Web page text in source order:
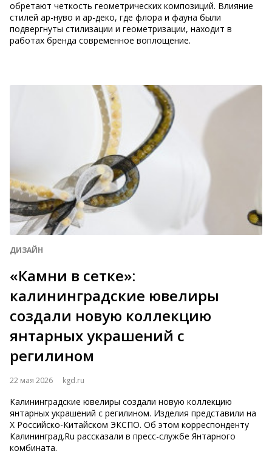
обретают четкость геометрических композиций. Влияние
стилей ар-нуво и ар-деко, где флора и фауна были
подвергнуты стилизации и геометризации, находит в
работах бренда современное воплощение.
ДИЗАЙН
«Камни в сетке»:
калининградские ювелиры
создали новую коллекцию
янтарных украшений с
регилином
22 мая 2026 kgd.ru
Калининградские ювелиры создали новую коллекцию
янтарных украшений с регилином. Изделия представили на
Х Российско-Китайском ЭКСПО. Об этом корреспонденту
Калининград.Ru рассказали в пресс-службе Янтарного
комбината.